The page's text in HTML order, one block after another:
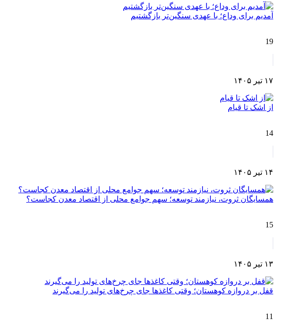
آمدیم برای وداع؛ با عهدی سنگین‌تر بازگشتیم
19
۱۷ تیر ۱۴۰۵
از اشک تا قیام
14
۱۴ تیر ۱۴۰۵
همسایگان ثروت، نیازمند توسعه؛ سهم جوامع محلی از اقتصاد معدن کجاست؟
15
۱۳ تیر ۱۴۰۵
قفل بر دروازه کوهستان؛ وقتی کاغذها جای چرخ‌های تولید را می‌گیرند
11